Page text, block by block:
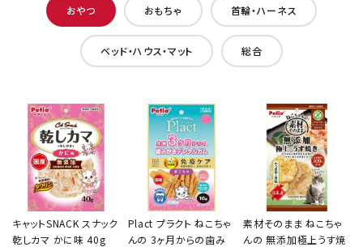
おやつ おもちゃ 首輪・ハーネス
ベッド・ハウス・マット 総合
キャットSNACK スナック
乾しカマ かに味 40g
Plact プラクト ねこちゃ
んの 3ヶ月からの歯み
素材そのまま ねこちゃ
んの 無添加極上うす焼